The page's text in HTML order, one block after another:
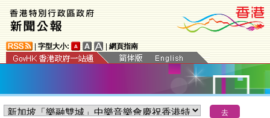
字型大小: 網頁指南